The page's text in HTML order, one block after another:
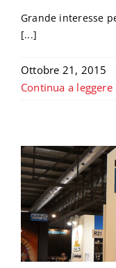
Grande interesse
[...]
Ottobre 21, 2015
Continua a leggere